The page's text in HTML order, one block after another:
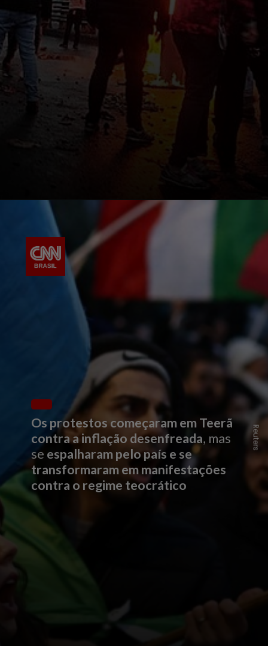
Os protestos começaram em Teerã
contra a inflação desenfreada, mas
se espalharam pelo país e se
transformaram em manifestações
contra o regime teocrático
Reuters